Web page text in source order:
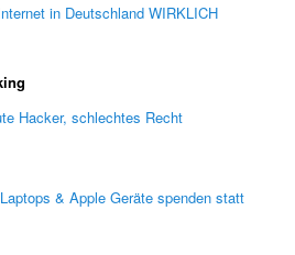
in Deutschland WIRKLICH
Hacker, schlechtes Recht
& Apple Geräte spenden statt